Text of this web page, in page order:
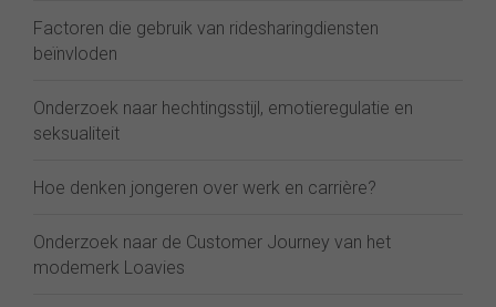
Factoren die gebruik van ridesharingdiensten
beïnvloden
Onderzoek naar hechtingsstijl, emotieregulatie en
seksualiteit
Hoe denken jongeren over werk en carrière?
Onderzoek naar de Customer Journey van het
modemerk Loavies